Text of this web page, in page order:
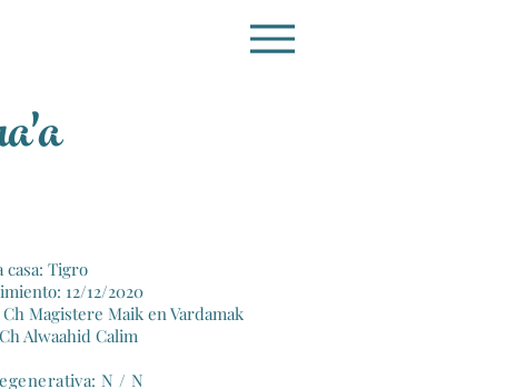
casa: Tigro
12/12/2020
Magistere Maik en Vardamak
Alwaahid Calim
N / N